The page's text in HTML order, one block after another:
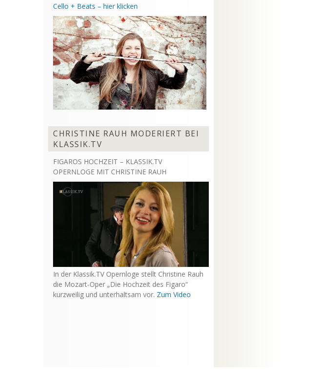
Cello + Beats – hier klicken
CHRISTINE RAUH MODERIERT BEI
KLASSIK.TV
FIGAROS HOCHZEIT – KLASSIK.TV
OPERNLOGE MIT CHRISTINE RAUH
In der Klassik.TV Opernloge stellt Christine Rauh
die Mozart-Oper „Die Hochzeit des Figaro“
kurzweilig und unterhaltsam vor. Zum Video